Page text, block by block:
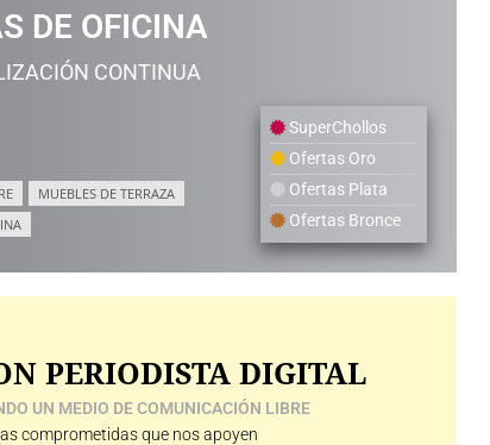
DE OFICINA
CONTINUA
MUEBLES DE TERRAZA
SuperChollos
Ofertas Oro
Ofertas Plata
Ofertas Bronce
PERIODISTA DIGITAL
UN MEDIO DE COMUNICACIÓN LIBRE
comprometidas que nos apoyen